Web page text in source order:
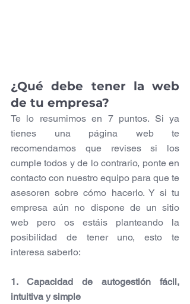
¿Qué debe tener la web
de tu empresa?
Te lo resumimos en 7 puntos. Si ya
tienes una página web te
recomendamos que revises si los
cumple todos y de lo contrario, ponte en
contacto con nuestro equipo para que te
asesoren sobre cómo hacerlo. Y si tu
empresa aún no dispone de un sitio
web pero os estáis planteando la
posibilidad de tener uno, esto te
interesa saberlo:
1. Capacidad de autogestión fácil,
intuitiva y simple